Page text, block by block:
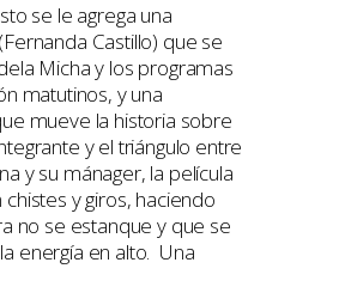
se le agrega una
Castillo) que se
Micha y los programas
matutinos, y una
mueve la historia sobre
y el triángulo entre
y su mánager, la película
y giros, haciendo
no se estanque y que se
energía en alto. Una